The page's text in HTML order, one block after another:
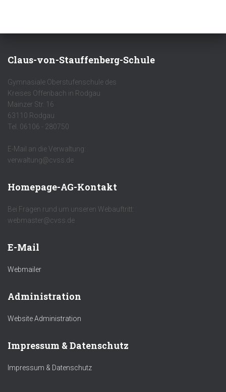
Claus-von-Stauffenberg-Schule
Gymnasiale Oberstufenschule des
Kreises Offenbach in Rodgau
Mainzer Str. 16
63110 Rodgau
Tel. 06106 - 280750
E-Mail an die Verwaltung:
verwaltung@cvss.de
Homepage-AG-Kontakt
Bei Fragen rund um unseren Webauftritt:
webmaster@cvss.de
E-Mail
Webmailer
Administration
Website Administration
Impressum & Datenschutz
Impressum & Datenschutz